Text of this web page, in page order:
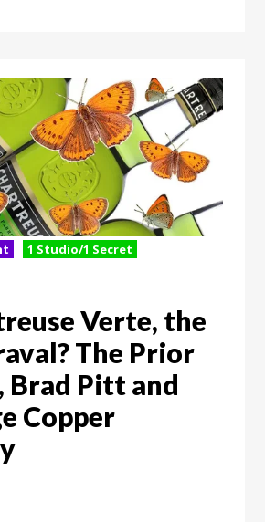
1 Studio/1 Secret
Verte, the
The Prior
Brad Pitt and
Copper